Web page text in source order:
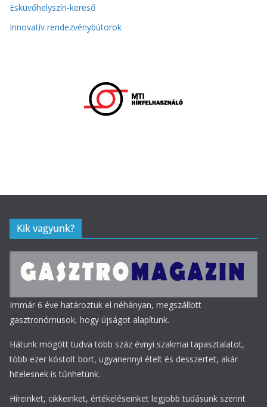
Esküvőhelyszín-kereső
Innovatív rendezvénybútorok
Kik vagyunk?
Immár 6 éve határoztuk el néhányan, megszállott
gasztronómusok, hogy újságot alapítunk.
Hátunk mögött tudva több száz évnyi szakmai tapasztalatot,
több ezer kóstolt bort, ugyanennyi ételt és desszertet, akár
hitelesnek is tűnhetünk.
Híreinket, cikkeinket, értékeléseinket legjobb tudásunk szerint